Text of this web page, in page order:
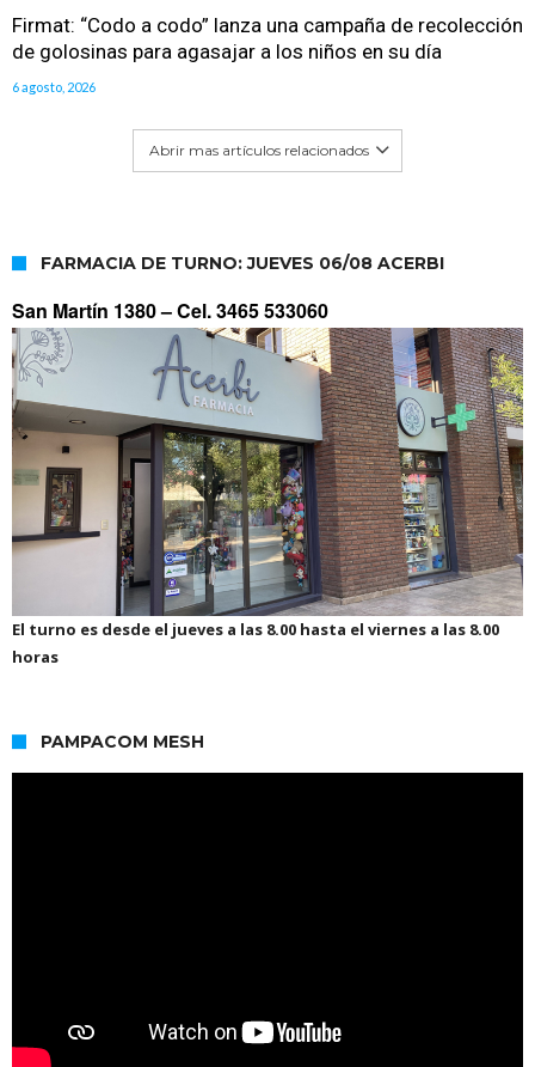
Firmat: “Codo a codo” lanza una campaña de recolección
de golosinas para agasajar a los niños en su día
6 agosto, 2026
Abrir mas artículos relacionados
FARMACIA DE TURNO: JUEVES 06/08 ACERBI
San Martín 1380 –Cel. 3465 533060
El turno es desde el jueves a las 8.00 hasta el viernes a las 8.00
horas
PAMPACOM MESH